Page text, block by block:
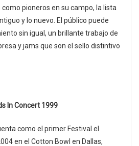
pioneros en su campo, la lista
y lo nuevo. El público puede
sin igual, un brillante trabajo de
y jams que son el sello distintivo
In Concert 1999
como el primer Festival el
en el Cotton Bowl en Dallas,